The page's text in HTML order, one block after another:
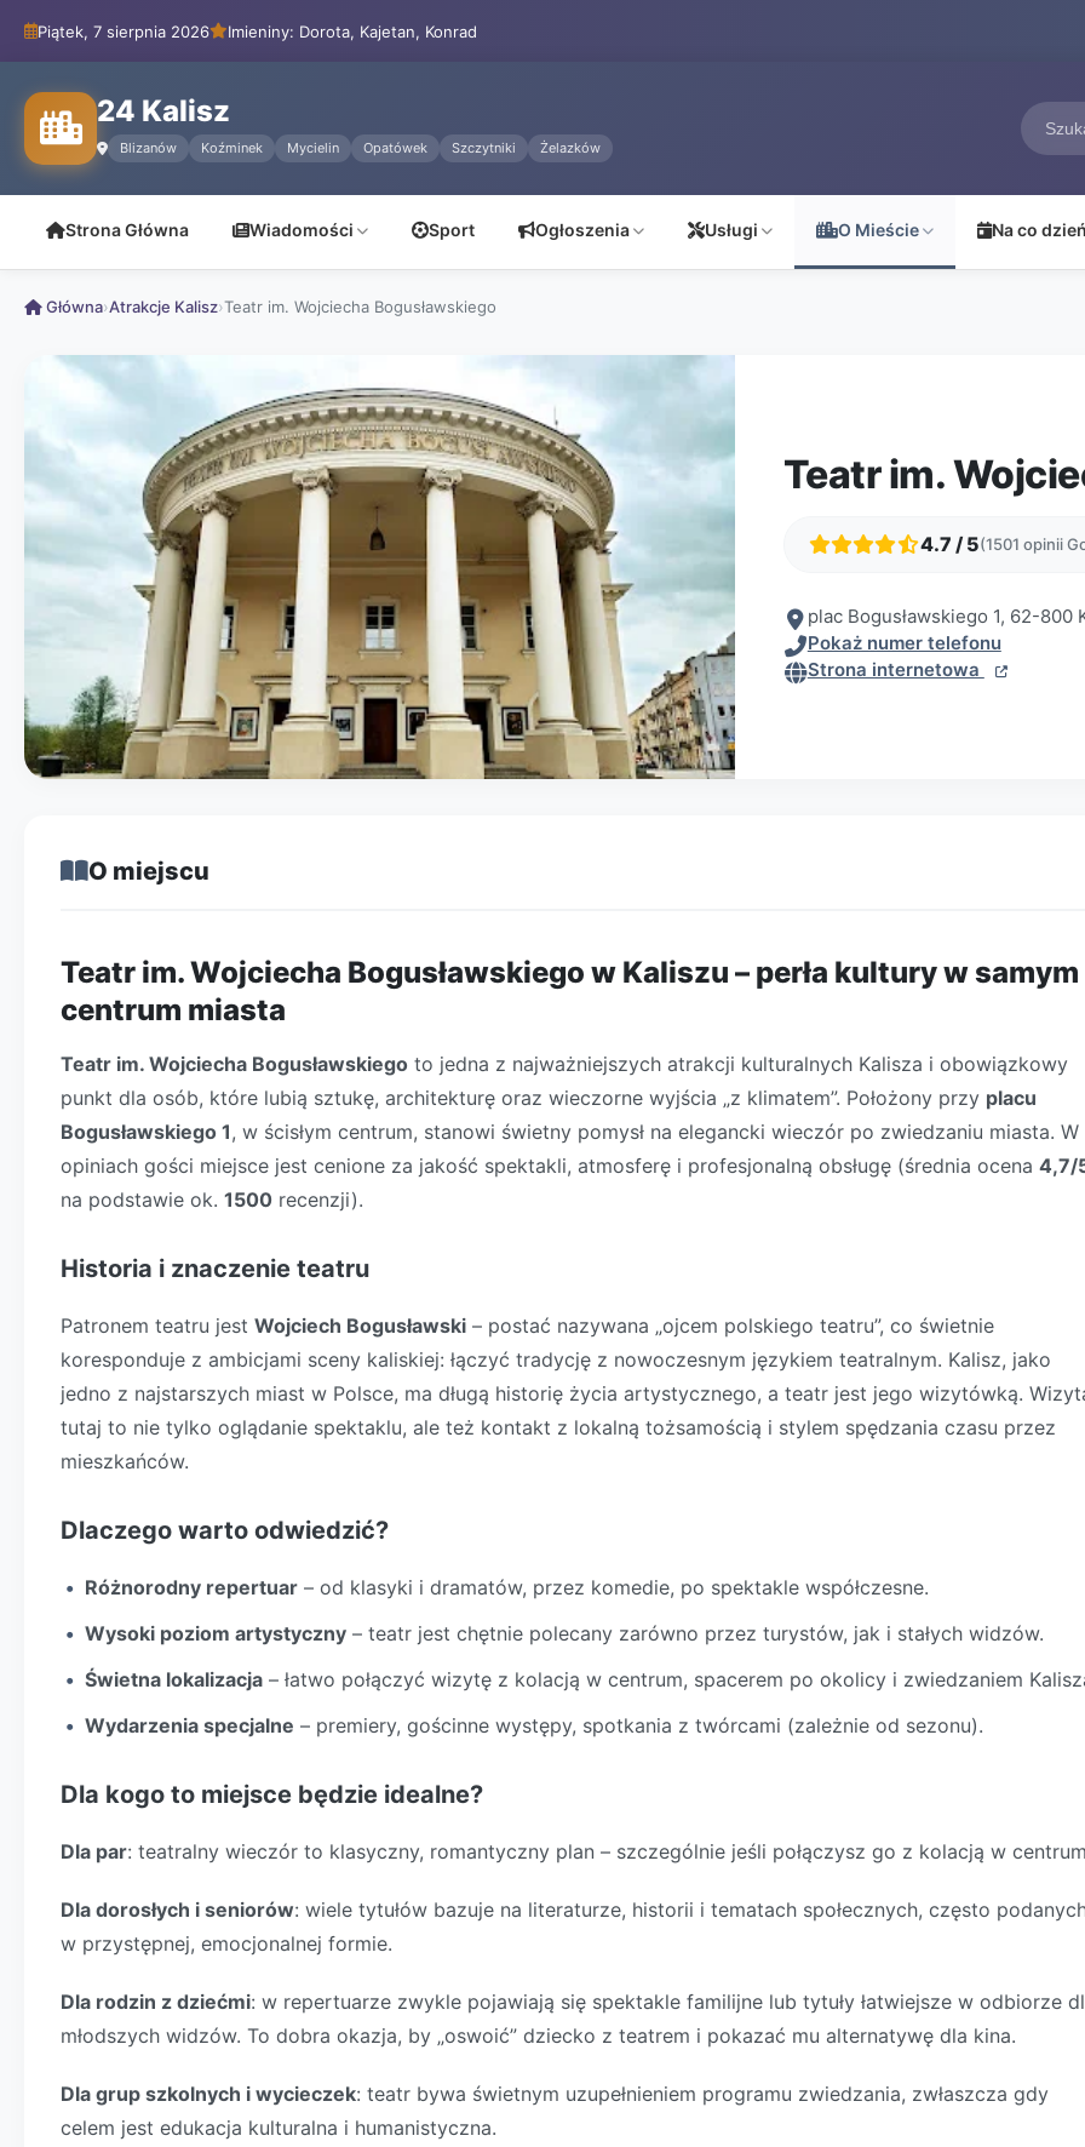
Piątek, 7 sierpnia 2026 Imieniny: Dorota, Kajetan, Konrad
24 Kalisz
Blizanów Koźminek Mycielin Opatówek Szczytniki Żelazków
Strona Główna Wiadomości Sport Ogłoszenia Usługi O Mieście Na co
Główna›Atrakcje Kalisz›Teatr im. Wojciecha Bogusławskiego
Teatr im.
4.7 / 5(1501 opinii
plac Bogusławskiego 1, 62-800
Pokaż numer telefonu
Strona internetowa
O miejscu
Teatr im. Wojciecha Bogusławskiego w Kaliszu – perła kultury w samym
centrum miasta
Teatr im. Wojciecha Bogusławskiego to jedna z najważniejszych atrakcji kulturalnych Kalisza i obowiązkowy
punkt dla osób, które lubią sztukę, architekturę oraz wieczorne wyjścia „z klimatem”. Położony przy placu
Bogusławskiego 1, w ścisłym centrum, stanowi świetny pomysł na elegancki wieczór po zwiedzaniu miasta. W
opiniach gości miejsce jest cenione za jakość spektakli, atmosferę i profesjonalną obsługę (średnia ocena 4,7/
na podstawie ok. 1500 recenzji).
Historia i znaczenie teatru
Patronem teatru jest Wojciech Bogusławski – postać nazywana „ojcem polskiego teatru”, co świetnie
koresponduje z ambicjami sceny kaliskiej: łączyć tradycję z nowoczesnym językiem teatralnym. Kalisz, jako
jedno z najstarszych miast w Polsce, ma długą historię życia artystycznego, a teatr jest jego wizytówką.
tutaj to nie tylko oglądanie spektaklu, ale też kontakt z lokalną tożsamością i stylem spędzania czasu przez
mieszkańców.
Dlaczego warto odwiedzić?
Różnorodny repertuar – od klasyki i dramatów, przez komedie, po spektakle współczesne.
Wysoki poziom artystyczny – teatr jest chętnie polecany zarówno przez turystów, jak i stałych widzów.
Świetna lokalizacja – łatwo połączyć wizytę z kolacją w centrum, spacerem po okolicy i zwiedzaniem
Wydarzenia specjalne – premiery, gościnne występy, spotkania z twórcami (zależnie od sezonu).
Dla kogo to miejsce będzie idealne?
Dla par: teatralny wieczór to klasyczny, romantyczny plan – szczególnie jeśli połączysz go z kolacją w
Dla dorosłych i seniorów: wiele tytułów bazuje na literaturze, historii i tematach społecznych, często
w przystępnej, emocjonalnej formie.
Dla rodzin z dziećmi: w repertuarze zwykle pojawiają się spektakle familijne lub tytuły łatwiejsze w odbiorze
młodszych widzów. To dobra okazja, by „oswoić” dziecko z teatrem i pokazać mu alternatywę dla kina.
Dla grup szkolnych i wycieczek: teatr bywa świetnym uzupełnieniem programu zwiedzania, zwłaszcza gdy
celem jest edukacja kulturalna i humanistyczna.